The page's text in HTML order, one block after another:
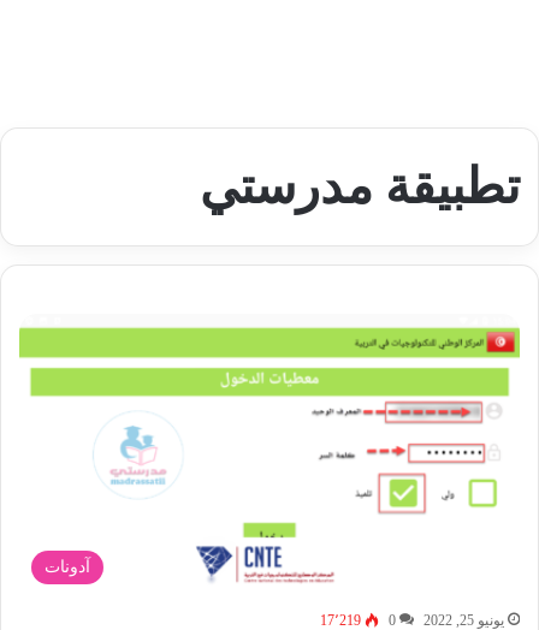
تطبيقة مدرستي
آدونات
يونيو 25, 2022 0 17٬219